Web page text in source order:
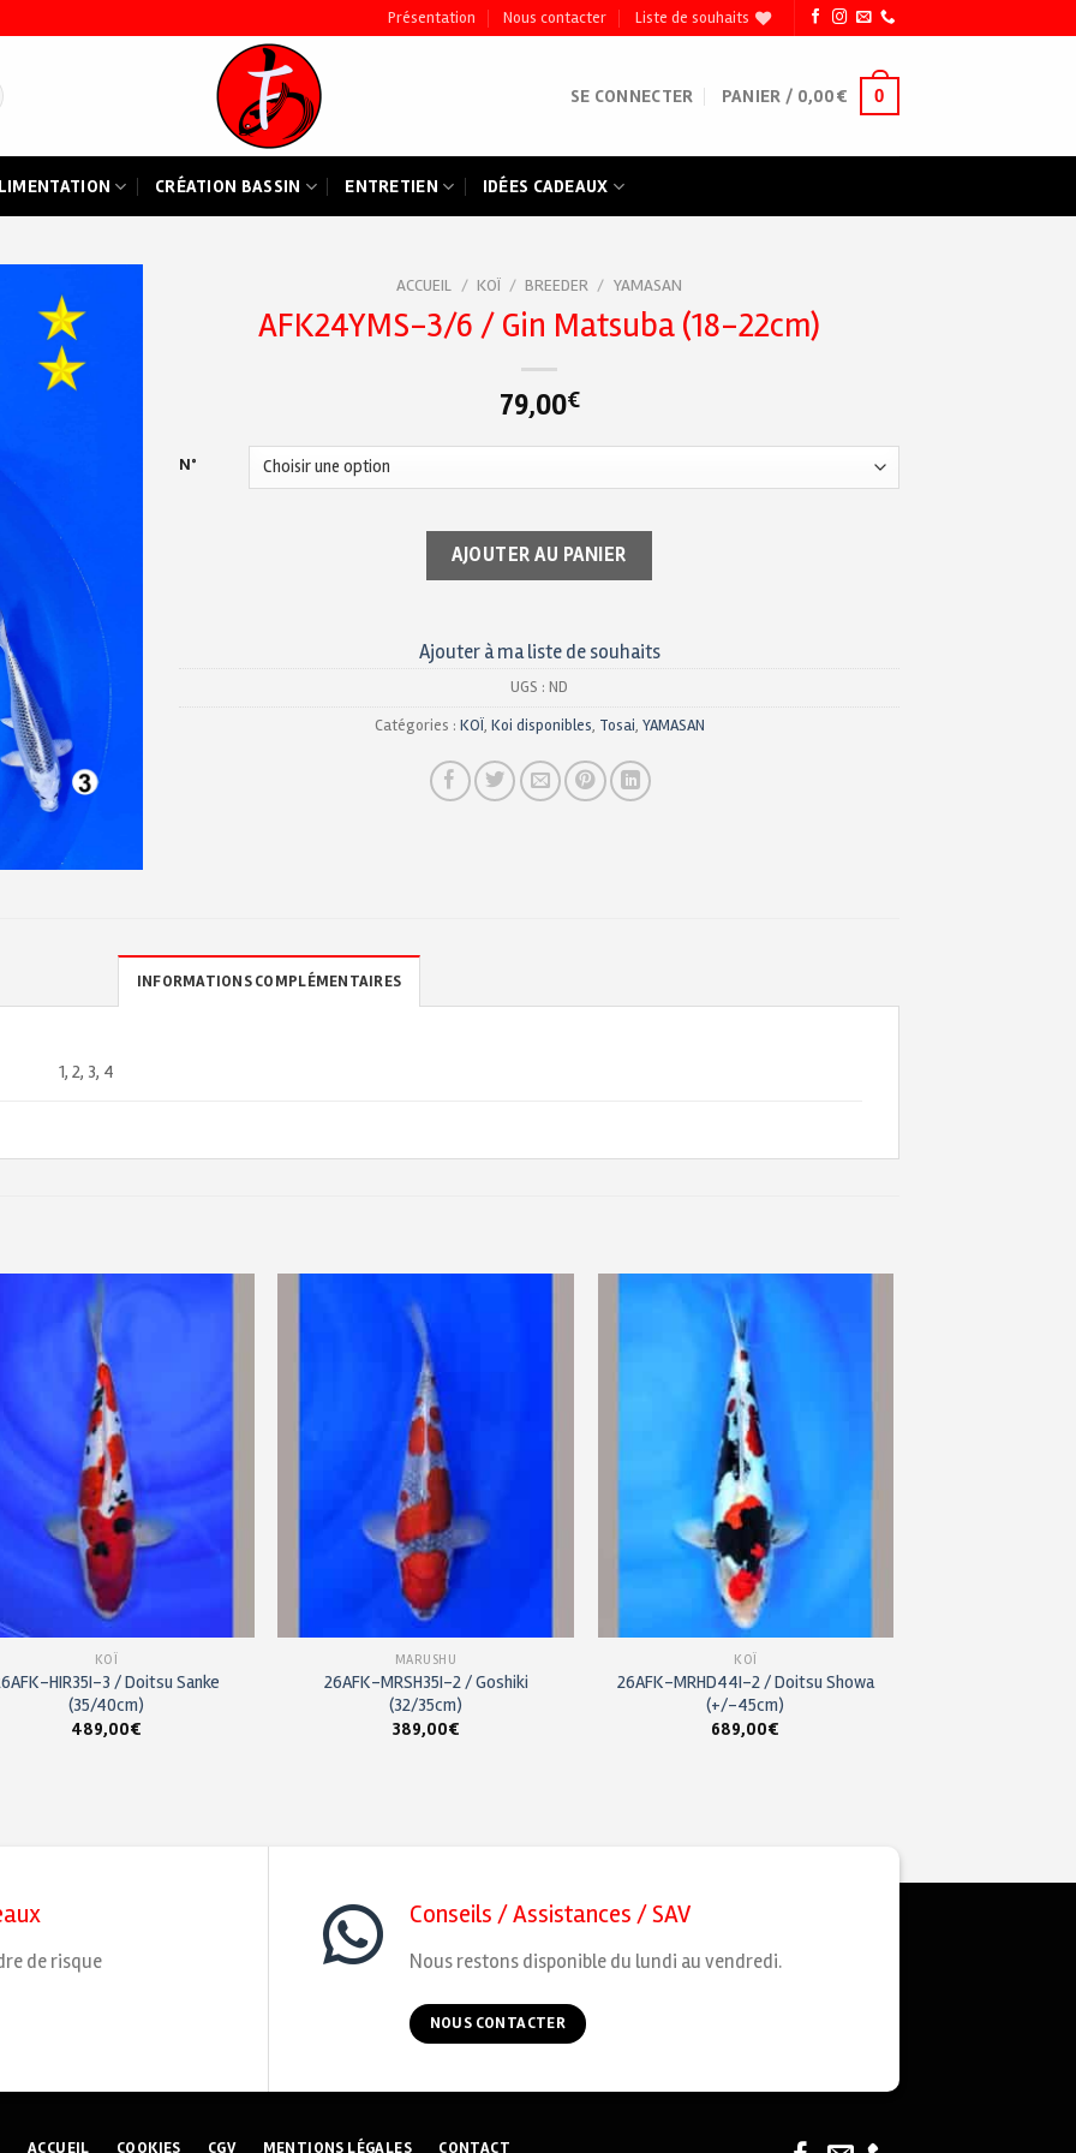
Présentation Nous contacter Liste de souhaits
SE CONNECTER PANIER / 0,00€ 0
CRÉATION BASSIN ENTRETIEN IDÉES CADEAUX
à ma
liste de
ACCUEIL / KOÏ / BREEDER / YAMASAN
AFK24YMS-3/6 / Gin Matsuba (18-22cm)
79,00€
N°
AJOUTER AU PANIER
Ajouter à ma liste de souhaits
UGS : ND
Catégories : KOÏ, Koi disponibles, Tosai, YAMASAN
INFORMATIONS COMPLÉMENTAIRES
1, 2, 3, 4
KOÏ
HIR35I-3 / Doitsu Sanke
(35/40cm)
489,00€
MARUSHU
26AFK-MRSH35I-2 / Goshiki
(32/35cm)
389,00€
KOÏ
26AFK-MRHD44I-2 / Doitsu Showa
(+/-45cm)
689,00€
de risque
Conseils / Assistances / SAV
Nous restons disponible du lundi au vendredi.
NOUS CONTACTER
ACCUEIL COOKIES CGV MENTIONS LÉGALES CONTACT